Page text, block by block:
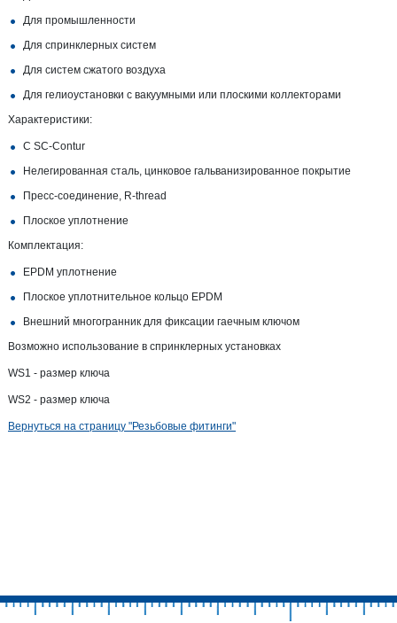
Для промышленности
Для спринклерных систем
Для систем сжатого воздуха
Для гелиоустановки с вакуумными или плоскими коллекторами
Характеристики:
С SC‑Contur
Нелегированная сталь, цинковое гальванизированное покрытие
Пресс-соединение, R-​thread
Плоское уплотнение
Комплектация:
EPDM уплотнение
Плоское уплотнительное кольцо EPDM
Внешний многогранник для фиксации гаечным ключом
Возможно использование в спринклерных установках
WS1 - размер ключа
WS2 - размер ключа
Вернуться на страницу "Резьбовые фитинги"